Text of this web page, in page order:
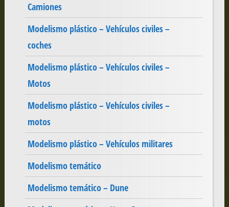
Camiones
Modelismo plástico – Vehículos civiles –
coches
Modelismo plástico – Vehículos civiles –
Motos
Modelismo plástico – Vehículos civiles –
motos
Modelismo plástico – Vehículos militares
Modelismo temático
Modelismo temático – Dune